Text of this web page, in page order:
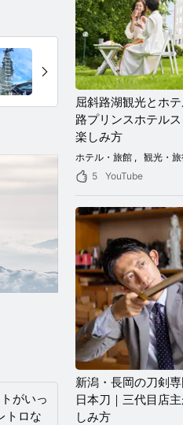
がいっ
トロな
屈斜路湖観光とホ
路プリンスホテル
楽しみ方
ホテル・旅館 観光・
5
YouTube
新潟・長岡の刀剣
日本刀｜三代目店
しみ方